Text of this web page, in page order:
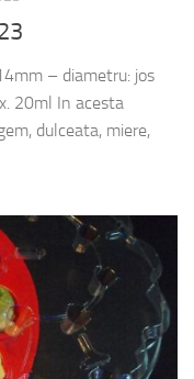
– diametru: jos
20ml In acesta
dulceata, miere,